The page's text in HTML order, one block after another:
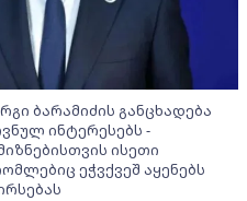
ბარამიძის განცხადება
ინტერესებს -
ისეთი
ეჭვქვეშ აყენებს